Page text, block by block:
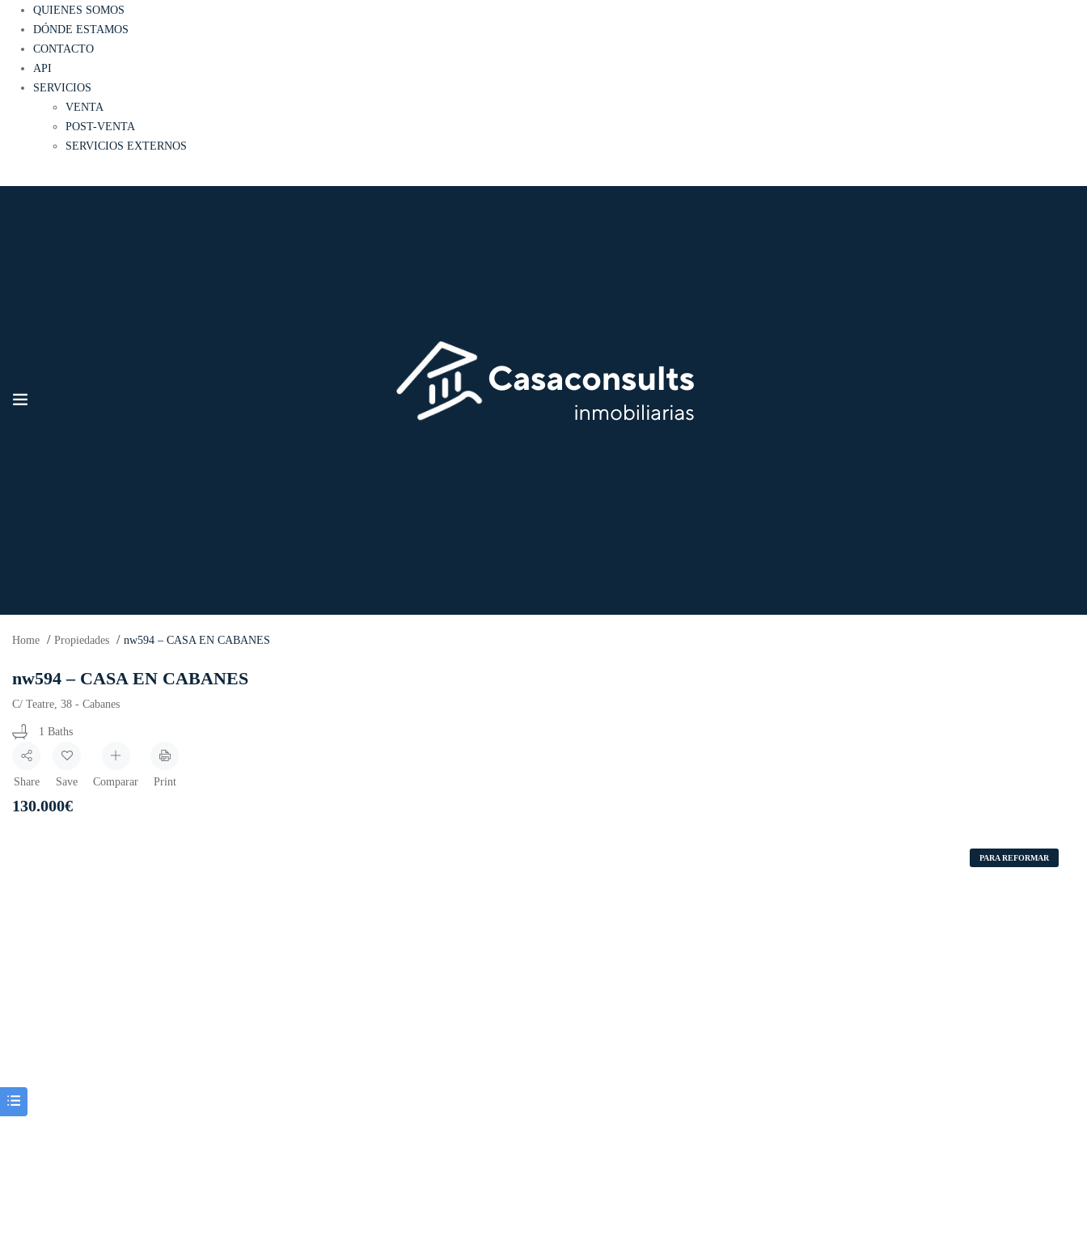
QUIENES SOMOS
DÓNDE ESTAMOS
CONTACTO
API
SERVICIOS
VENTA
POST-VENTA
SERVICIOS EXTERNOS
Home Propiedades nw594 – CASA EN CABANES
nw594 – CASA EN CABANES
C/ Teatre, 38 - Cabanes
1 Baths
Share Save Comparar Print
130.000€
PARA REFORMAR